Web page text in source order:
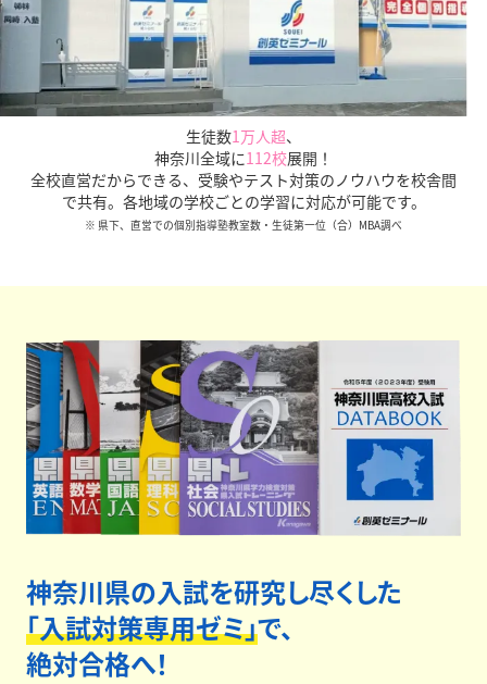
談は最低年3回実施、さらに授業外に生徒個別面談まで
生徒数1万人超、
神奈川全域に112校展開！
全校直営だからできる、受験やテスト対策のノウハウを校舎間
で共有。各地域の学校ごとの学習に対応が可能です。
※ 県下、直営での個別指導塾教室数・生徒第一位（合）MBA調べ
神奈川県の入試を研究し尽くした
「入試対策専用ゼミ」で、
絶対合格へ！